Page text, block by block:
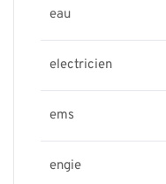
eau
electricien
ems
engie